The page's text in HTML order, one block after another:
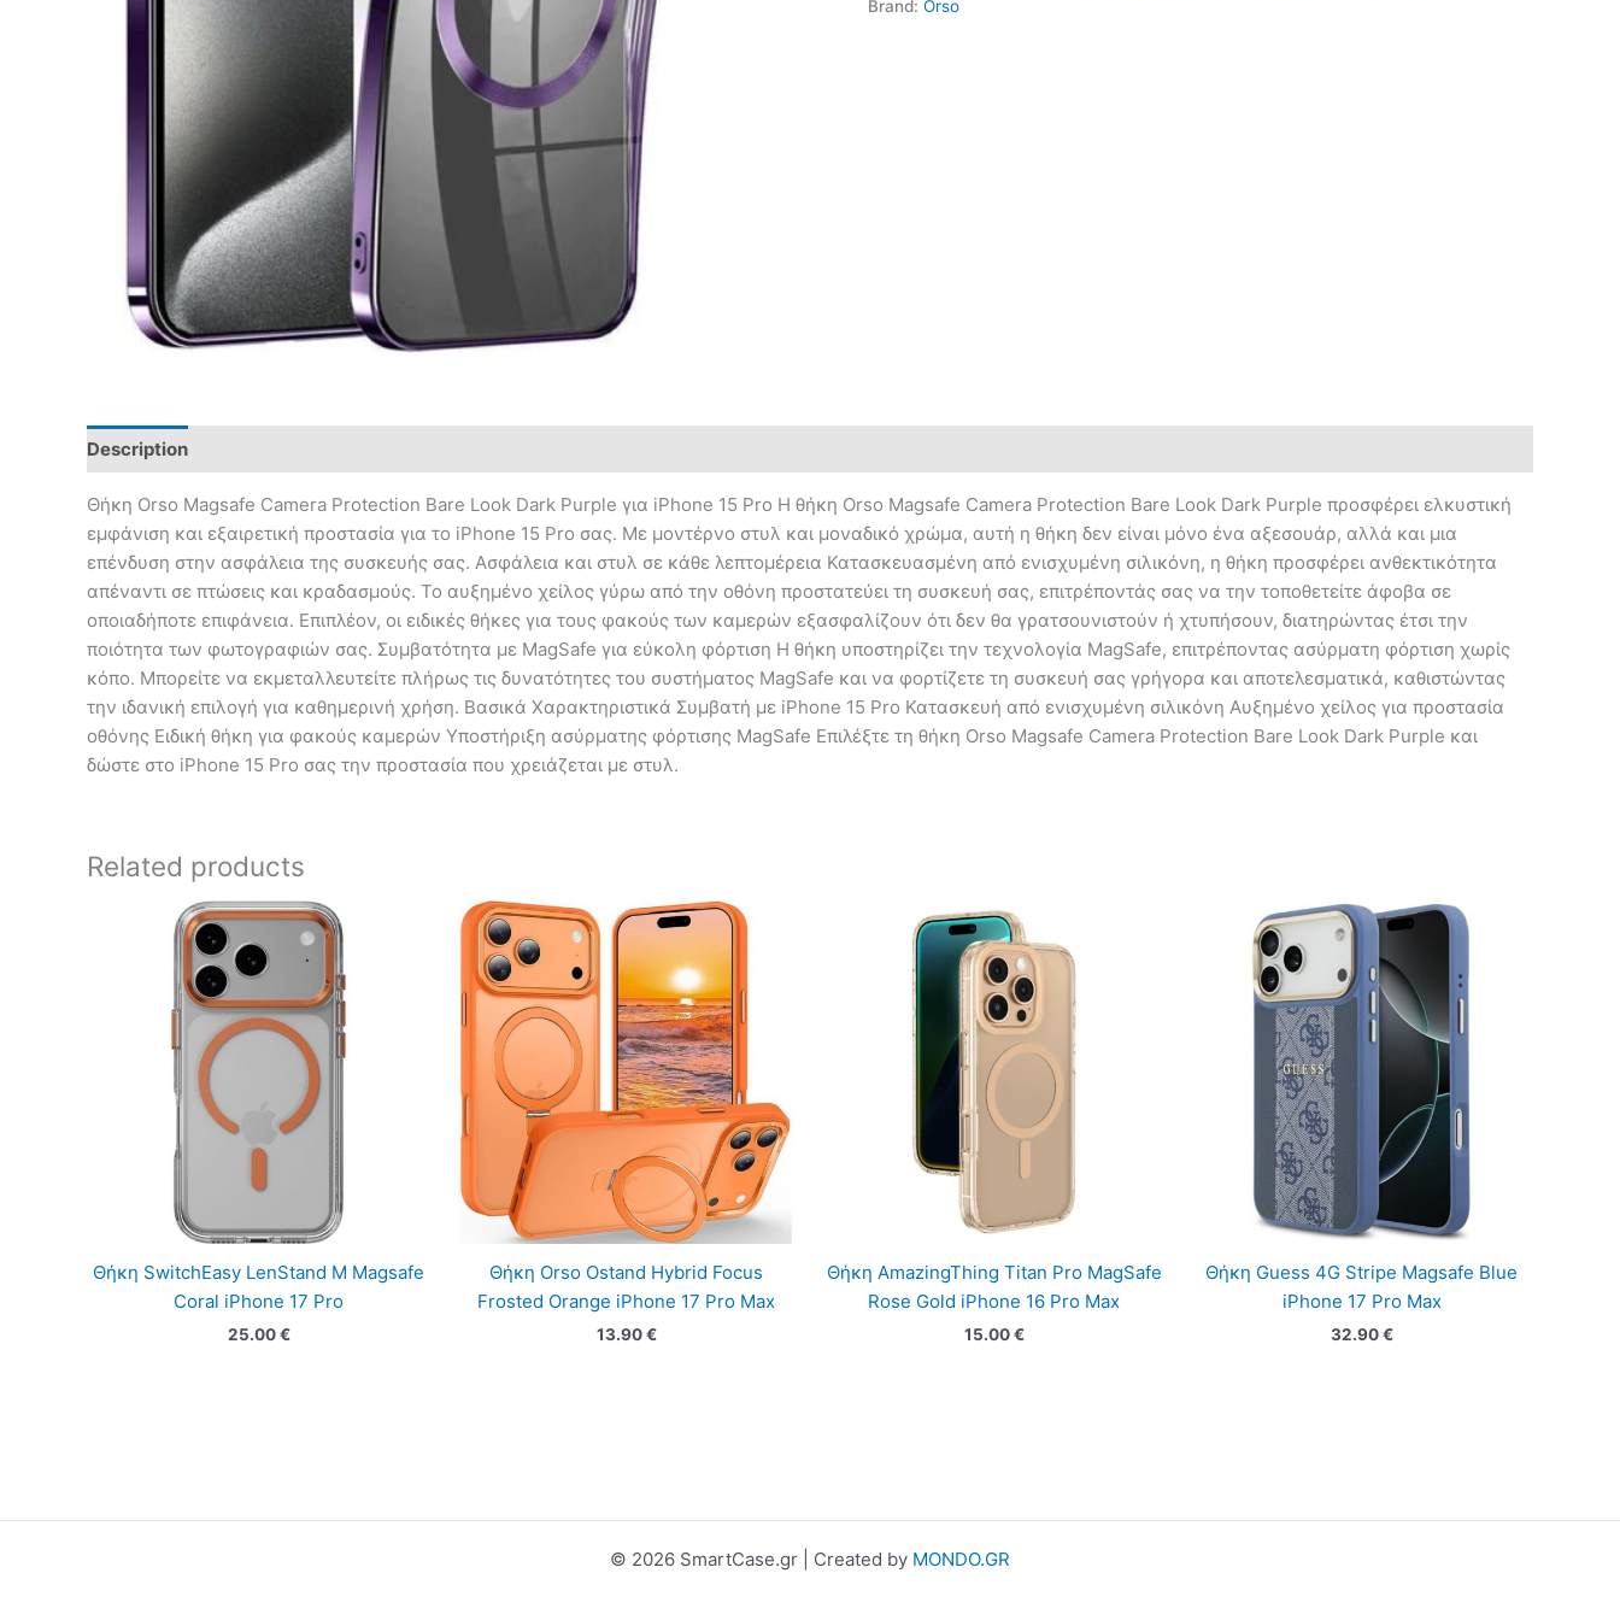
Brand: Orso
Description
Θήκη Orso Magsafe Camera Protection Bare Look Dark Purple για iPhone 15 Pro Η θήκη Orso Magsafe Camera Protection Bare Look Dark Purple προσφέρει ελκυστική
εμφάνιση και εξαιρετική προστασία για το iPhone 15 Pro σας. Με μοντέρνο στυλ και μοναδικό χρώμα, αυτή η θήκη δεν είναι μόνο ένα αξεσουάρ, αλλά και μια
επένδυση στην ασφάλεια της συσκευής σας. Ασφάλεια και στυλ σε κάθε λεπτομέρεια Κατασκευασμένη από ενισχυμένη σιλικόνη, η θήκη προσφέρει ανθεκτικότητα
απέναντι σε πτώσεις και κραδασμούς. Το αυξημένο χείλος γύρω από την οθόνη προστατεύει τη συσκευή σας, επιτρέποντάς σας να την τοποθετείτε άφοβα σε
οποιαδήποτε επιφάνεια. Επιπλέον, οι ειδικές θήκες για τους φακούς των καμερών εξασφαλίζουν ότι δεν θα γρατσουνιστούν ή χτυπήσουν, διατηρώντας έτσι την
ποιότητα των φωτογραφιών σας. Συμβατότητα με MagSafe για εύκολη φόρτιση Η θήκη υποστηρίζει την τεχνολογία MagSafe, επιτρέποντας ασύρματη φόρτιση χωρίς
κόπο. Μπορείτε να εκμεταλλευτείτε πλήρως τις δυνατότητες του συστήματος MagSafe και να φορτίζετε τη συσκευή σας γρήγορα και αποτελεσματικά, καθιστώντας
την ιδανική επιλογή για καθημερινή χρήση. Βασικά Χαρακτηριστικά Συμβατή με iPhone 15 Pro Κατασκευή από ενισχυμένη σιλικόνη Αυξημένο χείλος για προστασία
οθόνης Ειδική θήκη για φακούς καμερών Υποστήριξη ασύρματης φόρτισης MagSafe Επιλέξτε τη θήκη Orso Magsafe Camera Protection Bare Look Dark Purple και
δώστε στο iPhone 15 Pro σας την προστασία που χρειάζεται με στυλ.
Related products
Θήκη SwitchEasy LenStand M Magsafe
Coral iPhone 17 Pro
25.00€
Θήκη Orso Ostand Hybrid Focus
Frosted Orange iPhone 17 Pro Max
13.90€
Θήκη AmazingThing Titan Pro MagSafe
Rose Gold iPhone 16 Pro Max
15.00€
Θήκη Guess 4G Stripe Magsafe Blue
iPhone 17 Pro Max
32.90€
© 2026 SmartCase.gr | Created by MONDO.GR